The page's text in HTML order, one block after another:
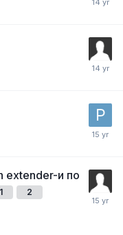
extender-и по
1 2